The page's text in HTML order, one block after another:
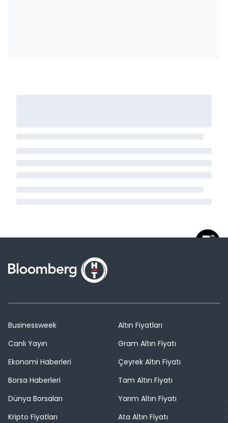
Businessweek
Canlı Yayın
Ekonomi Haberleri
Borsa Haberleri
Dünya Borsaları
Kripto Fiyatları
Altın Fiyatları
Gram Altın Fiyatı
Çeyrek Altın Fiyatı
Tam Altın Fiyatı
Yarım Altın Fiyatı
Ata Altın Fiyatı